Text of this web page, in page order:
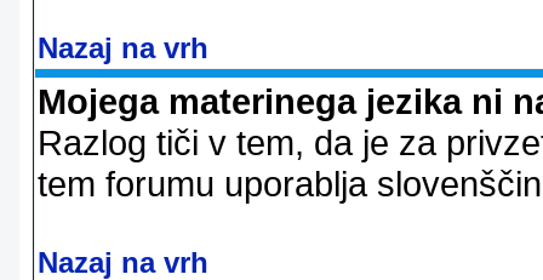
Nazaj na vrh
Mojega materinega jezika ni
Razlog tiči v tem, da je za
tem forumu uporablja
Nazaj na vrh